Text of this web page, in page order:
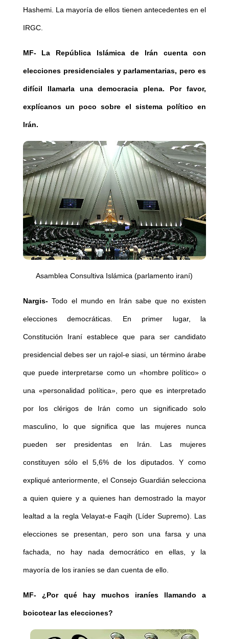
Hashemi. La mayoría de ellos tienen antecedentes en el
IRGC.
MF-La República Islámica de Irán cuenta con
elecciones presidenciales y parlamentarias, pero es
difícil llamarla una democracia plena. Por favor,
explícanos un poco sobre el sistema político en
Irán.
Asamblea Consultiva Islámica (parlamento iraní)
Nargis-Todo el mundo en Irán sabe que no existen
elecciones democráticas. En primer lugar, la
Constitución Iraní establece que para ser candidato
presidencial debes ser un rajol-e siasi, un término árabe
que puede interpretarse como un «hombre político» o
una «personalidad política», pero que es interpretado
por los clérigos de Irán como un significado solo
masculino, lo que significa que las mujeres nunca
pueden ser presidentas en Irán. Las mujeres
constituyen sólo el 5,6% de los diputados. Y como
expliqué anteriormente, el Consejo Guardián selecciona
a quien quiere y a quienes han demostrado la mayor
lealtad a la regla Velayat-e Faqih (Líder Supremo). Las
elecciones se presentan, pero son una farsa y una
fachada, no hay nada democrático en ellas, y la
mayoría de los iraníes se dan cuenta de ello.
MF-¿Por qué hay muchos iraníes llamando a
boicotear las elecciones?